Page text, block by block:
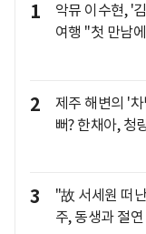
1
악뮤 이수현, '
여행 "첫 만남
2
제주 해변의 '
뻐? 한채아, 청
3
"故 서세원 떠
주, 동생과 절